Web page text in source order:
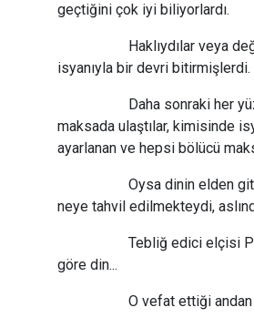
geçtiğini çok iyi biliyorlardı.
Haklıydılar veya
isyanıyla bir devri bitirmişlerdi.
Daha sonraki her
maksada ulaştılar, kimisinde
ayarlanan ve hepsi bölücü
Oysa dinin elden gittiği
neye tahvil edilmekteydi,
Tebliğ edici elçisi
göre din...
O vefat ettiği andan